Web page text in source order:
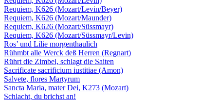
Requiem, K626 (Mozart/Levin/Beyer)
Requiem, K626 (Mozart/Maunder)
Requiem, K626 (Mozart/Süssmayr)
Requiem, K626 (Mozart/Süssmayr/Levin)
Ros’ und Lilie morgenthaulich
Rühmbt alle Werck deß Herren (Regnart)
Rührt die Zimbel, schlagt die Saiten
Sacrificate sacrificium iustitiae (Amon)
Salvete, flores Martyrum
Sancta Maria, mater Dei, K273 (Mozart)
Schlacht, du brichst an!